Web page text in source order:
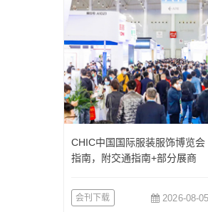
CHIC中国国际服装服饰博览会
指南，附交通指南+部分展商
会刊下载 2026-08-05